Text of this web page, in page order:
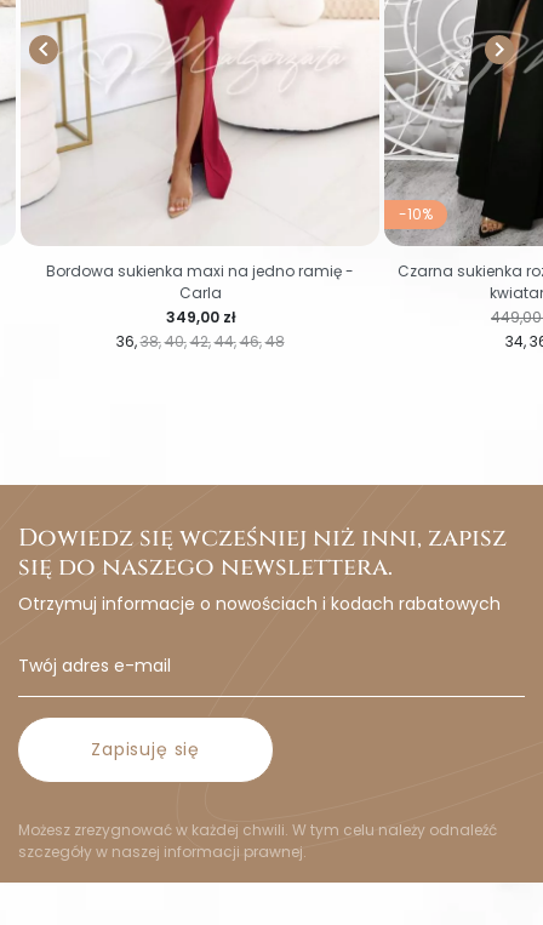

36 38 40 42 44 46 48
Cena
349,00 zł
Bordowa sukienka maxi na jedno ramię -
Carla
-10%
34
Cena
449,00
Czarna sukienka

Dowiedz się wcześniej niż inni, zapisz
się do naszego newslettera.
Otrzymuj informacje o nowościach i kodach rabatowych
Zapisuję się
Możesz zrezygnować w każdej chwili. W tym celu należy odnaleźć
szczegóły w naszej informacji prawnej.